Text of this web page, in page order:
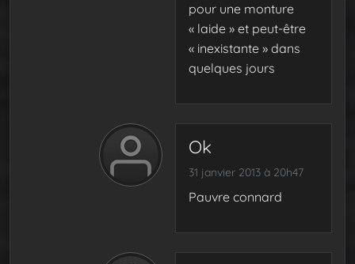
pour une monture
« laide » et peut-être
« inexistante » dans
quelques jours
Ok
31 janvier 2013 à 20h47
Pauvre connard